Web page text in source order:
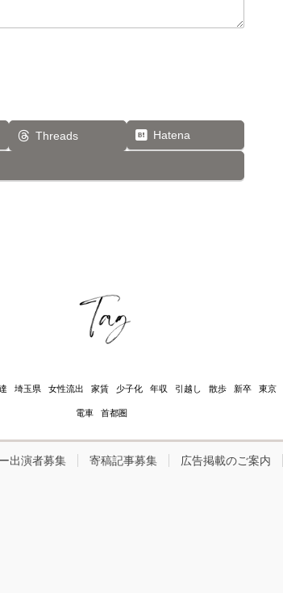
Threads Hatena
埼玉県 女性流出 家賃 少子化 年収 引越し 散歩 新卒 東京
電車 首都圏
出演者募集 寄稿記事募集 広告掲載のご案内